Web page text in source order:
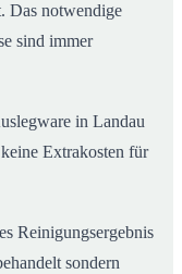
Das notwendige
sind immer
in Landau
Extrakosten für
Reinigungsergebnis
sondern